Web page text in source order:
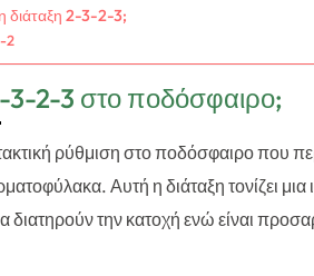
διάταξη 2-3-2-3;
2
2-3-2-3 στο ποδόσφαιρο;
ρύθμιση στο ποδόσφαιρο που
Αυτή η διάταξη τονίζει
διατηρούν την κατοχή ενώ είναι